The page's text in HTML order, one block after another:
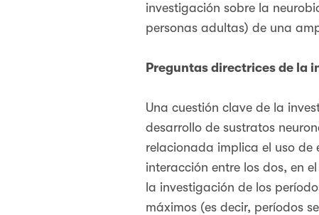
investigación sobre la
personas adultas) de una
Preguntas directrices de la
Una cuestión clave de la
desarrollo de sustratos
relacionada implica el uso de
interacción entre los dos, en
la investigación de los
máximos (es decir, períodos